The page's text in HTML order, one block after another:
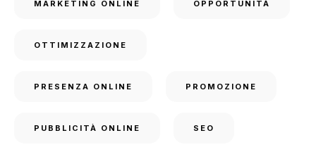
MARKETING ONLINE OPPORTUNITÀ
OTTIMIZZAZIONE
PRESENZA ONLINE PROMOZIONE
PUBBLICITÀ ONLINE SEO